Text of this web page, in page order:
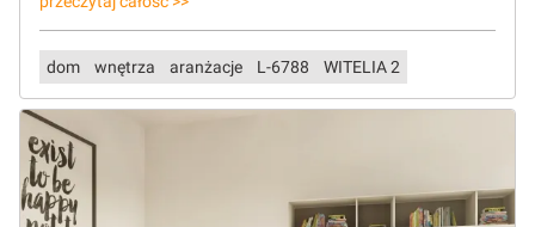
dom wnętrza aranżacje L-6788 WITELIA 2